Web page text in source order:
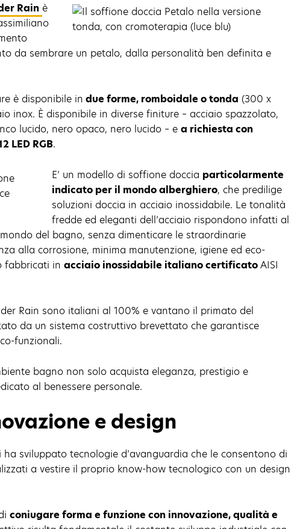
Rain è
da sembrare un petalo, dalla personalità ben definita e
è disponibile in due forme, romboidale o tonda (300 x
inox. È disponibile in diverse finiture – acciaio spazzolato,
lucido, nero opaco, nero lucido – e a richiesta con
LED RGB.
E’ un modello di soffione doccia particolarmente
indicato per il mondo alberghiero, che predilige
soluzioni doccia in acciaio inossidabile. Le tonalità
fredde ed eleganti dell’acciaio rispondono infatti al
del bagno, senza dimenticare le straordinarie
alla corrosione, minima manutenzione, igiene ed eco-
fabbricati in acciaio inossidabile italiano certificatoAISI
Rain sono italiani al 100% e vantano il primato del
da un sistema costruttivo brevettato che garantisce
funzionali.
bagno non solo acquista eleganza, prestigio e
al benessere personale.
e design
sviluppato tecnologie d’avanguardia che le consentono di
a vestire il proprio know-how tecnologico con un design
coniugare forma e funzione con innovazione, qualità e